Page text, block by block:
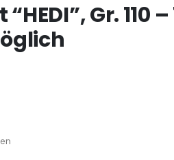
Gr. 110